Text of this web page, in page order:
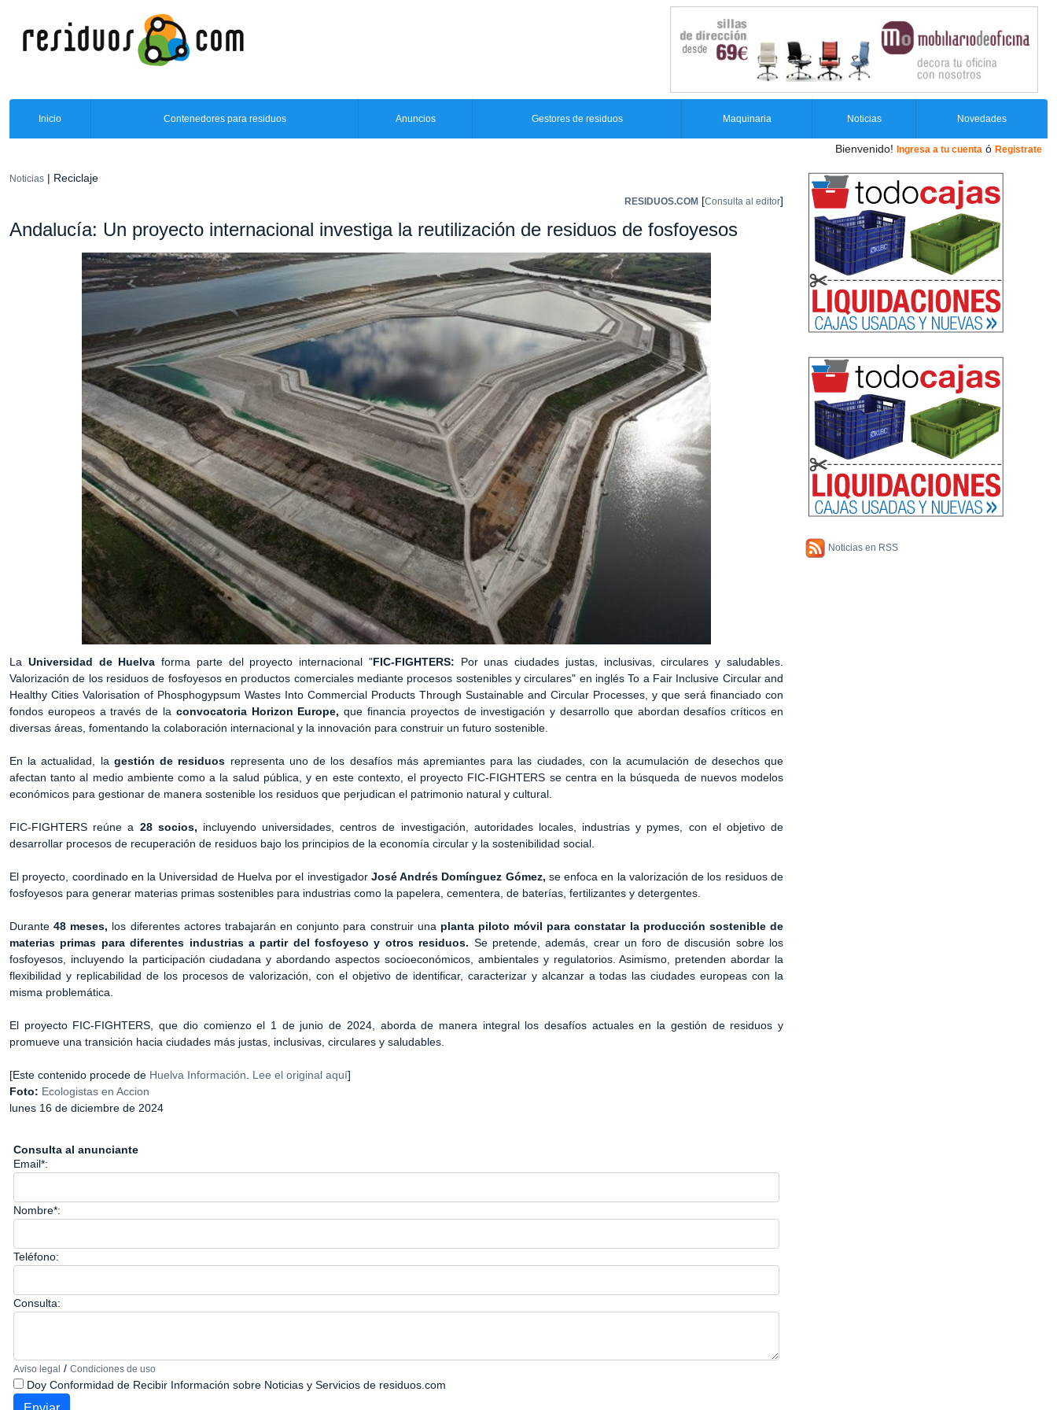
Inicio Contenedores para residuos Anuncios Gestores de residuos Maquinaria Noticias Novedades
Bienvenido! Ingresa a tu cuenta ó Registrate
Noticias | Reciclaje
RESIDUOS.COM [Consulta al editor]
Andalucía: Un proyecto internacional investiga la reutilización de residuos de fosfoyesos
La Universidad de Huelva forma parte del proyecto internacional "FIC-FIGHTERS: Por unas ciudades justas, inclusivas, circulares y saludables.
Valorización de los residuos de fosfoyesos en productos comerciales mediante procesos sostenibles y circulares" en inglés To a Fair Inclusive Circular and
Healthy Cities Valorisation of Phosphogypsum Wastes Into Commercial Products Through Sustainable and Circular Processes, y que será financiado con
fondos europeos a través de la convocatoria Horizon Europe, que financia proyectos de investigación y desarrollo que abordan desafíos críticos en
diversas áreas, fomentando la colaboración internacional y la innovación para construir un futuro sostenible.
En la actualidad, la gestión de residuos representa uno de los desafíos más apremiantes para las ciudades, con la acumulación de desechos que
afectan tanto al medio ambiente como a la salud pública, y en este contexto, el proyecto FIC-FIGHTERS se centra en la búsqueda de nuevos modelos
económicos para gestionar de manera sostenible los residuos que perjudican el patrimonio natural y cultural.
FIC-FIGHTERS reúne a 28 socios, incluyendo universidades, centros de investigación, autoridades locales, industrias y pymes, con el objetivo de
desarrollar procesos de recuperación de residuos bajo los principios de la economía circular y la sostenibilidad social.
El proyecto, coordinado en la Universidad de Huelva por el investigador José Andrés Domínguez Gómez, se enfoca en la valorización de los residuos de
fosfoyesos para generar materias primas sostenibles para industrias como la papelera, cementera, de baterías, fertilizantes y detergentes.
Durante48 meses, los diferentes actores trabajarán en conjunto para construir una planta piloto móvil para constatar la producción sostenible de
materias primas para diferentes industrias a partir del fosfoyeso y otros residuos. Se pretende, además, crear un foro de discusión sobre los
fosfoyesos, incluyendo la participación ciudadana y abordando aspectos socioeconómicos, ambientales y regulatorios. Asimismo, pretenden abordar la
flexibilidad y replicabilidad de los procesos de valorización, con el objetivo de identificar, caracterizar y alcanzar a todas las ciudades europeas con la
misma problemática.
El proyecto FIC-FIGHTERS, que dio comienzo el 1 de junio de 2024, aborda de manera integral los desafíos actuales en la gestión de residuos y
promueve una transición hacia ciudades más justas, inclusivas, circulares y saludables.
[Este contenido procede de Huelva Información Lee el original aquí]
Foto: Ecologistas en Accion
lunes 16 de diciembre de 2024
Consulta al anunciante
Email*:
Nombre*:
Teléfono:
Consulta:
Aviso legal / Condiciones de uso
Doy Conformidad de Recibir Información sobre Noticias y Servicios de residuos.com
Noticias en RSS